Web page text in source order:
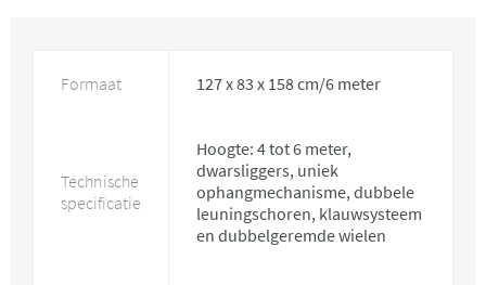
Formaat 127 x 83 x 158 cm/6 meter
Technische
specificatie
Hoogte: 4 tot 6 meter,
dwarsliggers, uniek
ophangmechanisme, dubbele
leuningschoren, klauwsysteem
en dubbelgeremde wielen